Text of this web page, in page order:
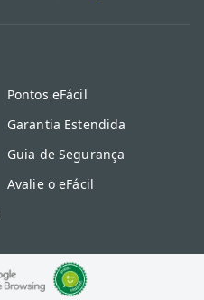
Pontos eFácil
Garantia Estendida
Guia de Segurança
Avalie o eFácil